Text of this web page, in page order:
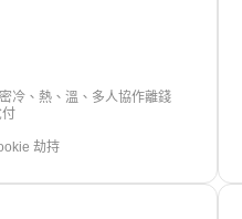
冷、熱、溫、多人協作離錢
劫持